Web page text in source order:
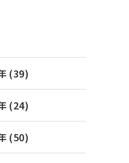
(39)
(24)
(50)